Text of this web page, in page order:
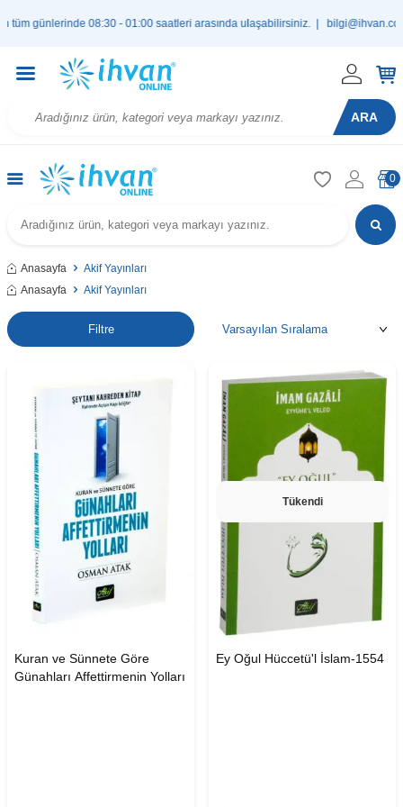
günlerinde 08:30 - 01:00 saatleri arasında ulaşabilirsiniz. |
ARA
0
Anasayfa
Akif Yayınları
Anasayfa
Akif Yayınları
Filtre
Kuran ve Sünnete Göre
Günahları Affettirmenin Yolları
Tükendi
Ey Oğul Hüccetü'l İslam-1554